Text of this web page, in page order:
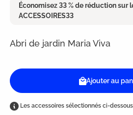
Économisez 33 % de réduction sur
ACCESSOIRES33
Abri de jardin Maria Viva
Ajouter au
Les accessoires sélectionnés ci-